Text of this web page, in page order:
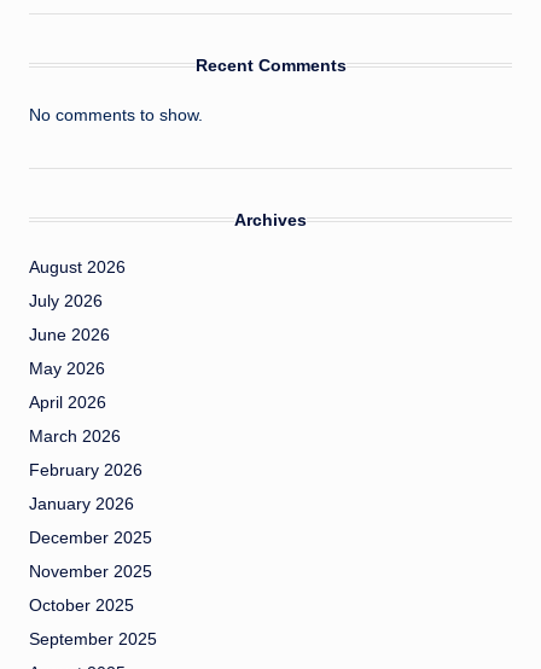
Recent Comments
No comments to show.
Archives
August 2026
July 2026
June 2026
May 2026
April 2026
March 2026
February 2026
January 2026
December 2025
November 2025
October 2025
September 2025